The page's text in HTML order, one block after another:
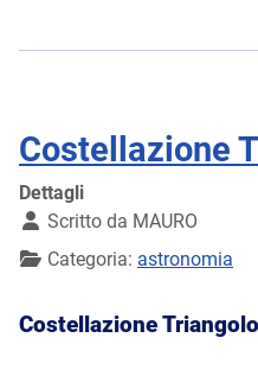
Costellazione
Dettagli
Scritto da MAURO
Categoria: astronomia
Costellazione